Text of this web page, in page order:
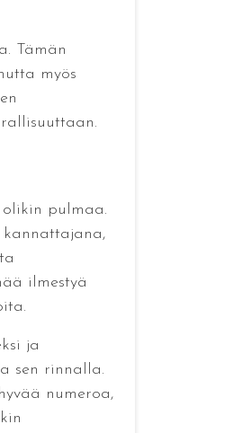
Tämän
myös
pulmaa.
ilmestyä
ja
sen rinnalla.
numeroa,